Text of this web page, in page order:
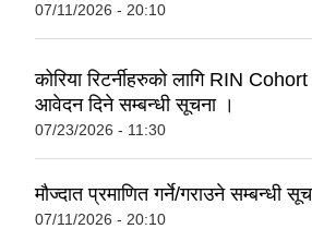
07/11/2026 - 20:10
कोरिया रिटर्नीहरुको लागि RIN
आवेदन दिने सम्बन्धी सूचना ।
07/23/2026 - 11:30
मौज्दात प्रमाणित गर्ने/गराउने सम्बन्धी
07/11/2026 - 20:10